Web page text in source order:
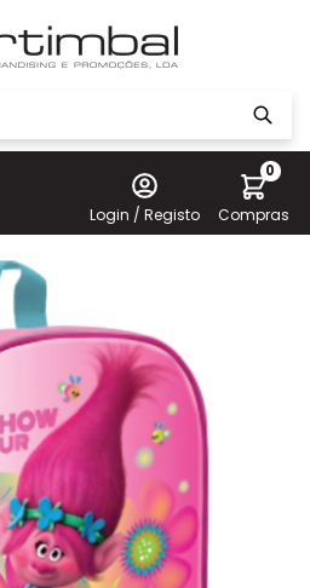
Login / Registo
0
Compras